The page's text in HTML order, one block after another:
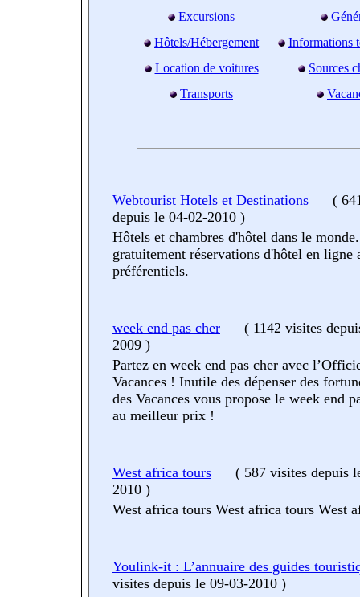
Excursions
Hôtels/Hébergement
Informations
Location de voitures
Sources
Transports
Webtourist Hotels et Destinations (
depuis le 04-02-2010 )
Hôtels et chambres d'hôtel dans le
gratuitement réservations d'hôtel en ligne
préférentiels.
week end pas cher ( 1142 visites
2009 )
Partez en week end pas cher avec
Vacances ! Inutile des dépenser des
des Vacances vous propose le week end
au meilleur prix !
West africa tours ( 587 visites depuis
2010 )
West africa tours West africa tours West
Youlink-it : L’annuaire des guides
visites depuis le 09-03-2010 )